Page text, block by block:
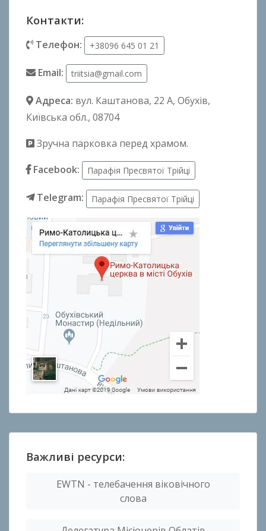
Контакти:
Телефон: +38096 645 01 21
Email: triitsia@gmail.com
Адреса: вул. Каштанова, 22 А, Обухів,
Київська обл., 08704
Зручна парковка перед храмом.
Facebook:
Парафія Пресвятої Трійці
Telegram: Парафія Пресвятої Трійці
Важливі ресурси:
EWTN - телебачення віковічного
слова